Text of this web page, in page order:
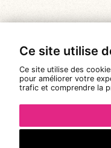
Ce site utilise
Ce site utilise des
pour améliorer votre
trafic et comprendre la
© Tous droits réservés
Mentions légales
Politique de
Conditions Générales de
Réalisation :Pixéine